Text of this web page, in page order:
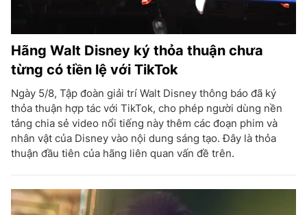
Hãng Walt Disney ký thỏa thuận chưa
từng có tiền lệ với TikTok
Ngày 5/8, Tập đoàn giải trí Walt Disney thông báo đã ký
thỏa thuận hợp tác với TikTok, cho phép người dùng nền
tảng chia sẻ video nổi tiếng này thêm các đoạn phim và
nhân vật của Disney vào nội dung sáng tạo. Đây là thỏa
thuận đầu tiên của hãng liên quan vấn đề trên.